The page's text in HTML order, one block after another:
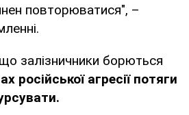
повторюватися", –
залізничники борються
російської агресії потяги